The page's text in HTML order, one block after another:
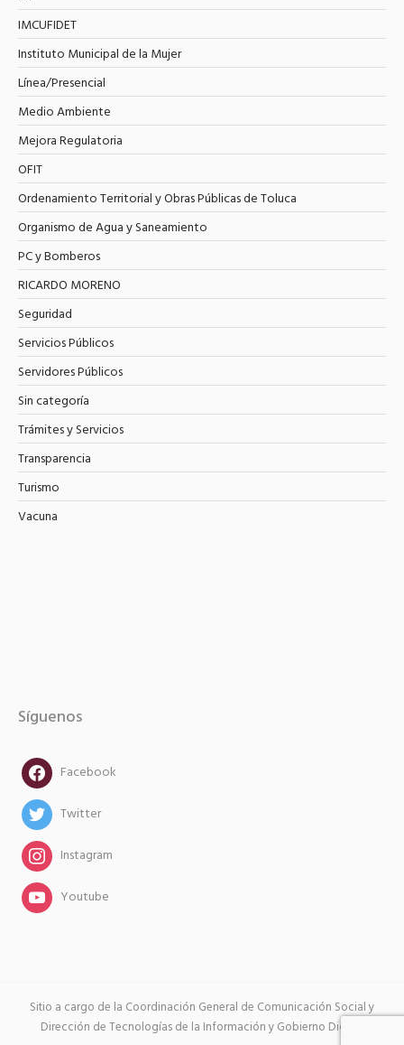
IMCUFIDET
Instituto Municipal de la Mujer
Línea/Presencial
Medio Ambiente
Mejora Regulatoria
OFIT
Ordenamiento Territorial y Obras Públicas de Toluca
Organismo de Agua y Saneamiento
PC y Bomberos
RICARDO MORENO
Seguridad
Servicios Públicos
Servidores Públicos
Sin categoría
Trámites y Servicios
Transparencia
Turismo
Vacuna
Síguenos
facebookFacebook
twitterTwitter
instagramInstagram
instagramYoutube
Sitio a cargo de la Coordinación General de Comunicación Social y
Dirección de Tecnologías de la Información y Gobierno Digital.